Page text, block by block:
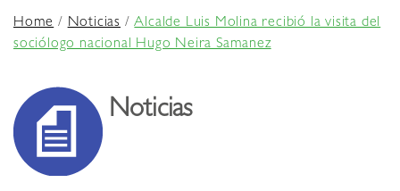
Home/Noticias /Alcalde Luis Molina recibió la visita del
sociólogo nacional Hugo Neira Samanez
Noticias